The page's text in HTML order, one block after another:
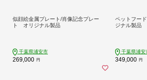
似顔絵金属プレート/肖像記念プレー
ト オリジナル製品
千葉県浦安市
269,000 円
ペットフー
ジナル製品
千葉県浦安
349,000 円